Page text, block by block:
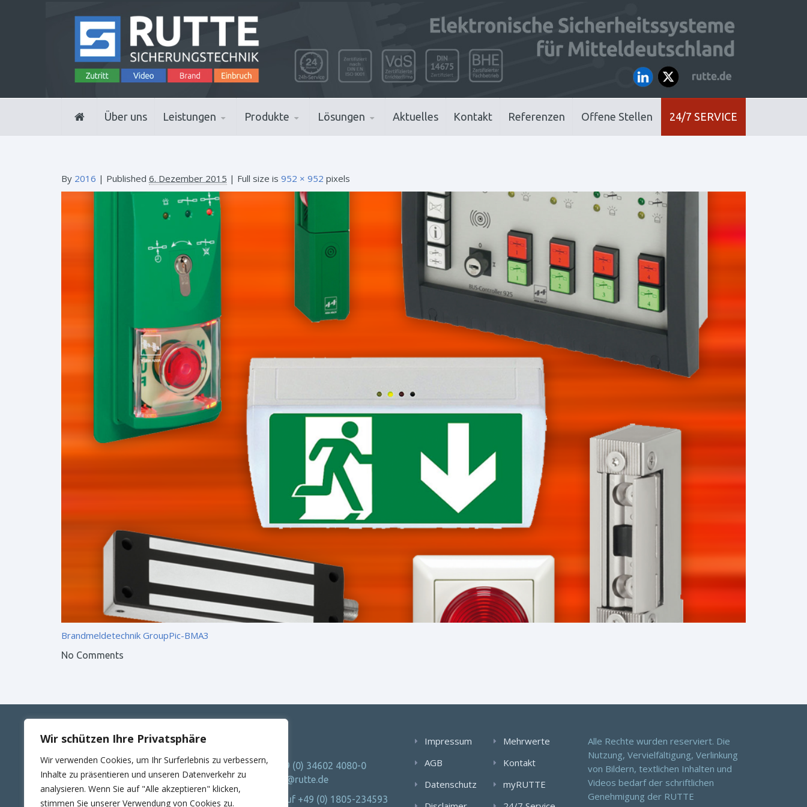
Wir schützen Ihre Privatsphäre
Wir verwenden Cookies, um Ihr Surferlebnis zu verbessern,
Inhalte zu präsentieren und unseren Datenverkehr zu
analysieren. Wenn Sie auf "Alle akzeptieren" klicken,
stimmen Sie unserer Verwendung von Cookies zu.
Über uns Leistungen Produkte Lösungen Aktuelles Kontakt Referenzen Offene Stellen 24/7 SERVICE
By 2016 | Published 6. Dezember 2015 | Full size is 952 × 952 pixels
Brandmeldetechnik GroupPic-BMA3
No Comments
ANSCHRIFT
RUTTE Sicherungstechnik GmbH
Wilhelm-Külz-Str.4
06188 Landsberg
Telefon: +49 (0) 34602 4080-0
E-Mail: info@rutte.de
24Std. Notruf +49 (0) 1805-234593
Impressum
AGB
Datenschutz
Mehrwerte
Kontakt
myRUTTE
Alle Rechte wurden reserviert. Die
Nutzung, Vervielfältigung, Verlinkung
von Bildern, textlichen Inhalten und
Videos bedarf der schriftlichen
Genehmigung der RUTTE